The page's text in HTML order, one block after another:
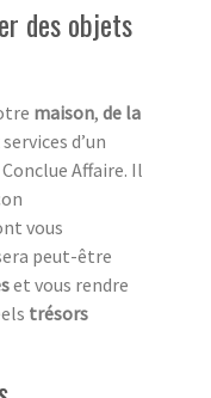
des objets
maison, de la
d’un
Affaire. Il
vous
peut-être
et vous rendre
trésors